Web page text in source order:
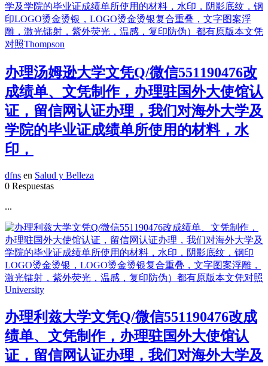
办理汤姆逊大学文凭Q/微信551190476改
成绩单、文凭制作，办理驻国外大使馆认
证，留信网认证办理，我们对海外大学及
学院的毕业证成绩单所使用的材料，水
印，
dfns en Salud y Belleza
0 Respuestas
...
办理利兹大学文凭Q/微信551190476改成
绩单、文凭制作，办理驻国外大使馆认
证，留信网认证办理，我们对海外大学及